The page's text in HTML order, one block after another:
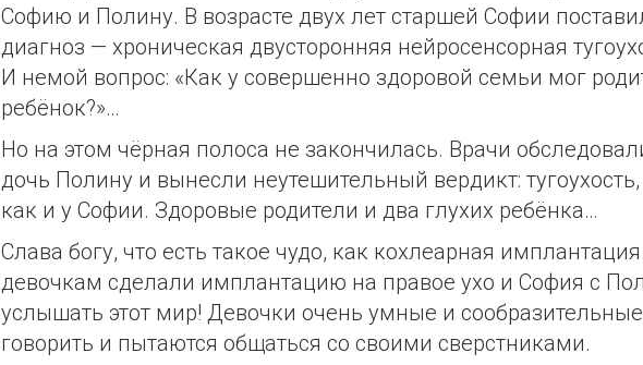
Софию и Полину. В возрасте двух лет старшей Софии
диагноз — хроническая двусторонняя нейросенсорная
И немой вопрос: «Как у совершенно здоровой семьи мог
ребёнок?»…
Но на этом чёрная полоса не закончилась. Врачи
дочь Полину и вынесли неутешительный вердикт:
как и у Софии. Здоровые родители и два глухих ребёнка…
Слава богу, что есть такое чудо, как кохлеарная
девочкам сделали имплантацию на правое ухо и София с
услышать этот мир! Девочки очень умные и
говорить и пытаются общаться со своими сверстниками.